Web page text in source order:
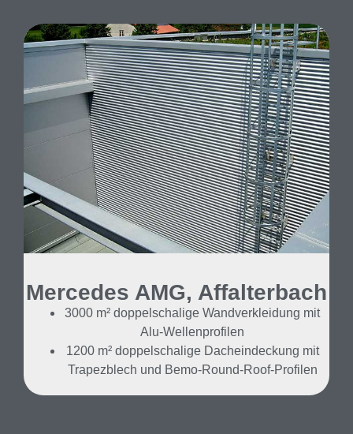
Mercedes AMG, Affalterbach
3000 m² doppelschalige Wandverkleidung mit
Alu-Wellenprofilen
1200 m² doppelschalige Dacheindeckung mit
Trapezblech und Bemo-Round-Roof-Profilen